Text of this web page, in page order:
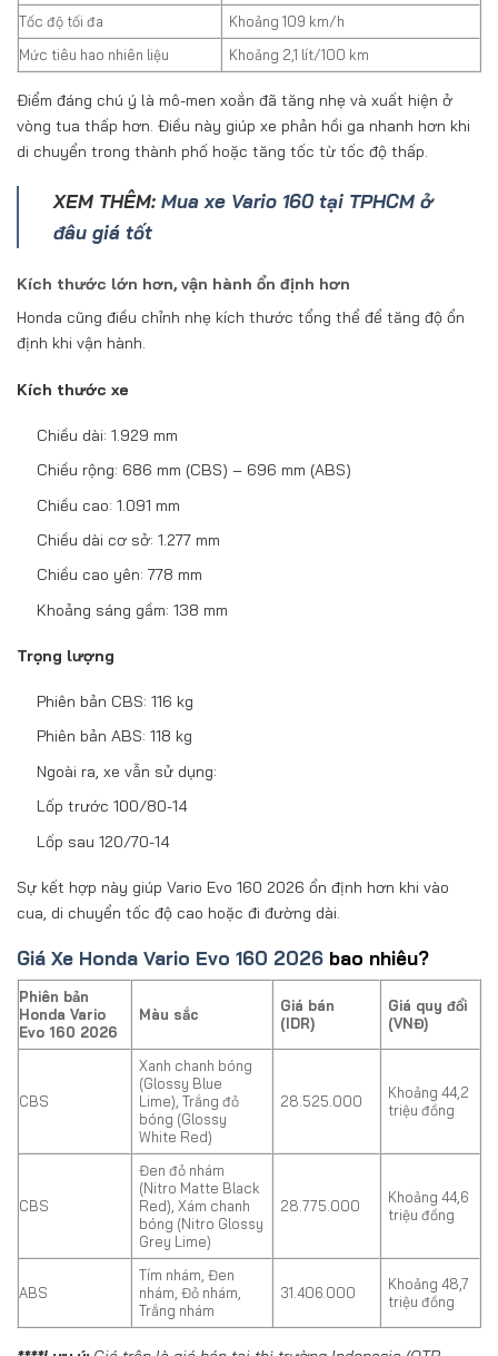
Tốc độ tối đa
Khoảng 109 km/h
Mức tiêu hao nhiên liệu
Khoảng 2,1 lít/100 km
Điểm đáng chú ý là mô-men xoắn đã tăng nhẹ và xuất hiện ở
vòng tua thấp hơn. Điều này giúp xe phản hồi ga nhanh hơn khi
di chuyển trong thành phố hoặc tăng tốc từ tốc độ thấp.
XEM THÊM:Mua xe Vario 160 tại TPHCM ở
đâu giá tốt
Kích thước lớn hơn, vận hành ổn định hơn
Honda cũng điều chỉnh nhẹ kích thước tổng thể để tăng độ ổn
định khi vận hành.
Kích thước xe
Chiều dài: 1.929 mm
Chiều rộng: 686 mm (CBS) – 696 mm (ABS)
Chiều cao: 1.091 mm
Chiều dài cơ sở: 1.277 mm
Chiều cao yên: 778 mm
Khoảng sáng gầm: 138 mm
Trọng lượng
Phiên bản CBS: 116 kg
Phiên bản ABS: 118 kg
Ngoài ra, xe vẫn sử dụng:
Lốp trước 100/80-14
Lốp sau 120/70-14
Sự kết hợp này giúp Vario Evo 160 2026 ổn định hơn khi vào
cua, di chuyển tốc độ cao hoặc đi đường dài.
Giá Xe Honda Vario Evo 160 2026 bao nhiêu?
Phiên bản
Honda Vario
Evo 160 2026
Màu sắc
Giá bán
(IDR)
Giá quy đổi
(VNĐ)
CBS
Xanh chanh bóng
(Glossy Blue
Lime), Trắng đỏ
bóng (Glossy
White Red)
28.525.000
Khoảng 44,2
triệu đồng
CBS
Đen đỏ nhám
(Nitro Matte Black
Red), Xám chanh
bóng (Nitro Glossy
Grey Lime)
28.775.000
Khoảng 44,6
triệu đồng
ABS
Tím nhám, Đen
nhám, Đỏ nhám,
Trắng nhám
31.406.000
Khoảng 48,7
triệu đồng